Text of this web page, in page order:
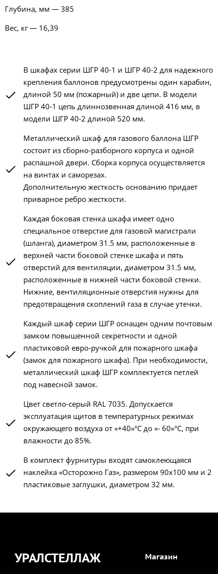
Глубина, мм — 385
Вес, кг — 16,39
В шкафах серии ШГР 40-1 и ШГР 40-2 для надежного
крепления баллонов предусмотрены один карабин,
длиной 50 мм (пожарный) и две цепи. В модели
ШГР 40-1 цепь длиннозвенная длиной 416 мм, в
модели ШГР 40-2 длиной 520 мм.
Металлический шкаф для газового баллона ШГР
состоит из сборно-разборного корпуса и одной
распашной двери. Сборка корпуса осуществляется
на винтах и саморезах.
Дополнительную жесткость основанию придает
приварное ребро жесткости.
Каждая боковая стенка шкафа имеет одно
специальное отверстие для газовой магистрали
(шланга), диаметром 31.5 мм, расположенные в
верхней части боковой стенке шкафа и пять
отверстий для вентиляции, диаметром 31.5 мм,
расположенные в нижней части боковой стенки.
Нижние, вентиляционные отверстия нужны для
предотвращения скоплений газа в случае утечки.
Каждый шкаф серии ШГР оснащен одним почтовым
замком повышенной секретности и одной
пластиковой евро-ручкой для пожарного шкафа
(замок для пожарного шкафа). При необходимости,
металлический шкаф ШГР комплектуется петлей
под навесной замок.
Цвет светло-серый RAL 7035. Допускается
эксплуатация щитов в температурных режимах
окружающего воздуха от «+40»°С до «- 60»°С, при
влажности до 85%.
В комплект фурнитуры входят самоклеющаяся
наклейка «Осторожно Газ», размером 90х100 мм и 2
пластиковые заглушки, диаметром 32 мм.
УРАЛСТЕЛЛАЖ Магазин